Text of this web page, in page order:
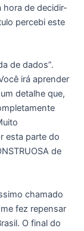
hora de decidir-
percebi este
de dados”.
irá aprender
detalhe que,
esta parte do
de
chamado
fez repensar
O final do